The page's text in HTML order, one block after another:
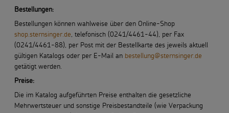
Fachpublikationen
Über uns
Spenden und Stiften
Kunsthandwerk und Geschenke
Bestellungen:
Bestellungen können wahlweise über den Online-Shop
shop.sternsinger.de, telefonisch (0241/4461-44), per Fax
(0241/4461-88), per Post mit der Bestellkarte des jeweils aktuell
gültigen Katalogs oder per E-Mail an bestellung@sternsinger.de
getätigt werden.
Preise:
Die im Katalog aufgeführten Preise enthalten die gesetzliche
Mehrwertsteuer und sonstige Preisbestandteile (wie Verpackung